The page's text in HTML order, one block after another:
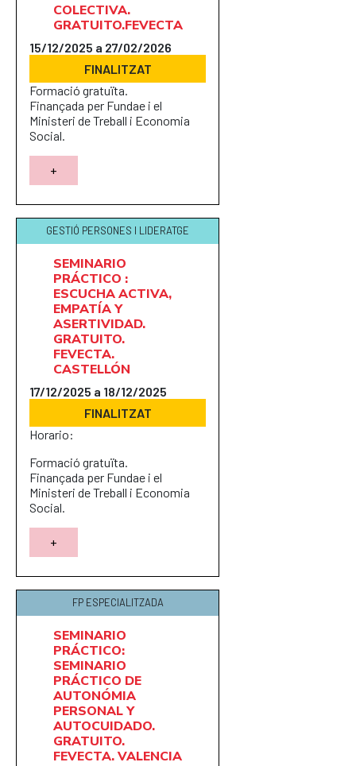
COLECTIVA.
GRATUITO.FEVECTA
15/12/2025 a 27/02/2026
FINALITZAT
Formació gratuïta.
Finançada per Fundae i el
Ministeri de Treball i Economia
Social.
+
GESTIÓ PERSONES I LIDERATGE
SEMINARIO
PRÁCTICO :
ESCUCHA ACTIVA,
EMPATÍA Y
ASERTIVIDAD.
GRATUITO.
FEVECTA.
CASTELLÓN
17/12/2025 a 18/12/2025
FINALITZAT
Horario:
Formació gratuïta.
Finançada per Fundae i el
Ministeri de Treball i Economia
Social.
+
FP ESPECIALITZADA
SEMINARIO
PRÁCTICO:
SEMINARIO
PRÁCTICO DE
AUTONÓMIA
PERSONAL Y
AUTOCUIDADO.
GRATUITO.
FEVECTA. VALENCIA